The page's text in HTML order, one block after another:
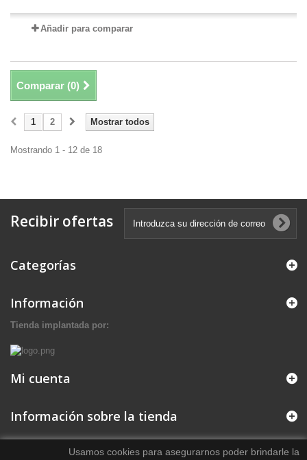
Añadir para comparar
Comparar (0)
Mostrar todos
1 2
Mostrando 1 - 12 de 18
Recibir ofertas
Categorías
Información
Tienda implantada por:
Mi cuenta
Información sobre la tienda
Usamos cookies para asegurarnos poder brindarle la